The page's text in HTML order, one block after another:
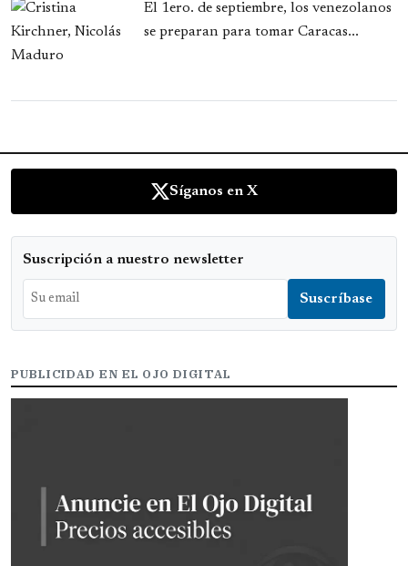
El 1ero. de septiembre, los venezolanos
se preparan para tomar Caracas...
Síganos en X
Suscripción a nuestro newsletter
PUBLICIDAD EN EL OJO DIGITAL